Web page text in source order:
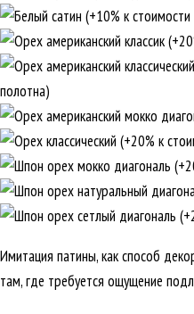
Имитация патины, как способ
там, где требуется ощущение